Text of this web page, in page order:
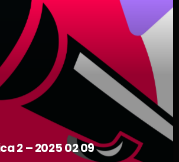
2 – 2025 02 09